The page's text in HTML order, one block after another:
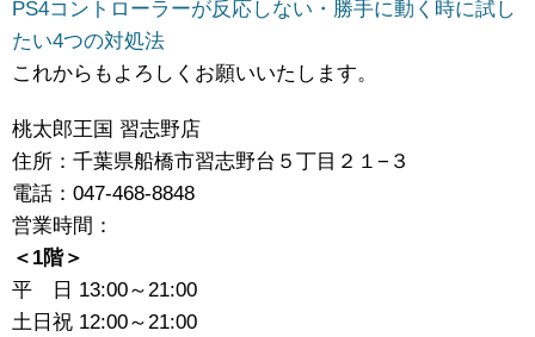
PS4コントローラーが反応しない・勝手に動く時に試し
たい4つの対処法
これからもよろしくお願いいたします。
桃太郎王国 習志野店
住所：千葉県船橋市習志野台５丁目２１−３
電話：047-468-8848
営業時間：
＜1階＞
平 日 13:00～21:00
土日祝 12:00～21:00